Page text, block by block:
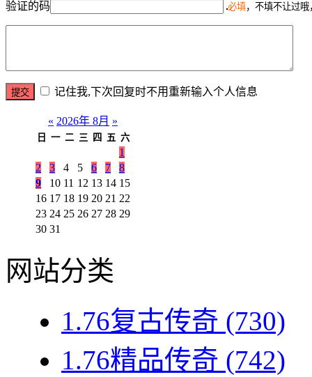
验证的码 必填，不填不让过
记住我,下次回复时不用重新输入个人信息
« 2026年 8月 »
日 一 二 三 四 五 六
1
2
3 4 5 6 7
8
9
10 11 12 13 14 15
16 17 18 19 20 21 22
23 24 25 26 27 28 29
30 31
网站分类
1.76复古传奇 (730)
1.76精品传奇 (742)